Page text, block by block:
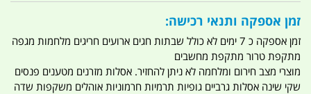
זמן אספקה ותנאי רכישה:
זמן אספקה כ 7 ימים לא כולל שבתות חגים ארועים חריגים מלחמות מגפה
מתקפת טרור מתקפת מחשבים
מוצרי מצב חירום ומלחמה לא ניתן להחזיר. אסלות מזרנים מטענים פנסים
שקי שינה אסלות גרביים גופיות תרמיות חרמוניות אוהלים משקפות שדה